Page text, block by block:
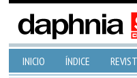
INICIO ÍNDICE